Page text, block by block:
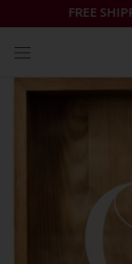
to
content
FREE